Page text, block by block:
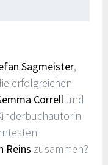
Sagmeister,
erfolgreichen
Correll und
Reins zusammen?